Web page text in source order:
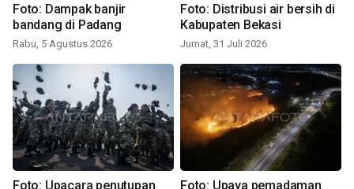
Foto: Dampak banjir
bandang di Padang
Rabu, 5 Agustus 2026
Foto: Distribusi air bersih di
Kabupaten Bekasi
Jumat, 31 Juli 2026
Foto: Upacara penutupan
Foto: Upaya pemadaman